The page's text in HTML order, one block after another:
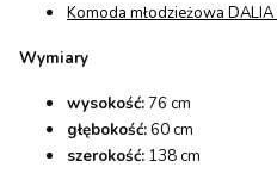
Komoda młodzieżowa
Wymiary
wysokość: 76 cm
głębokość:60 cm
szerokość: 138 cm